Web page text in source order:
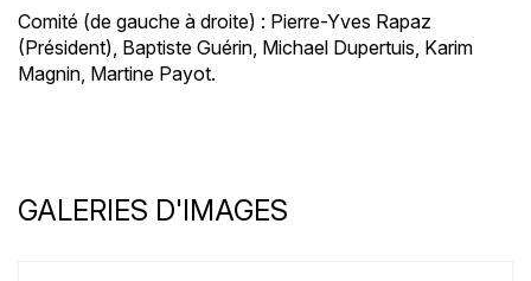
Comité (de gauche à droite) : Pierre-Yves Rapaz
(Président), Baptiste Guérin, Michael Dupertuis, Karim
Magnin, Martine Payot.
GALERIES D'IMAGES